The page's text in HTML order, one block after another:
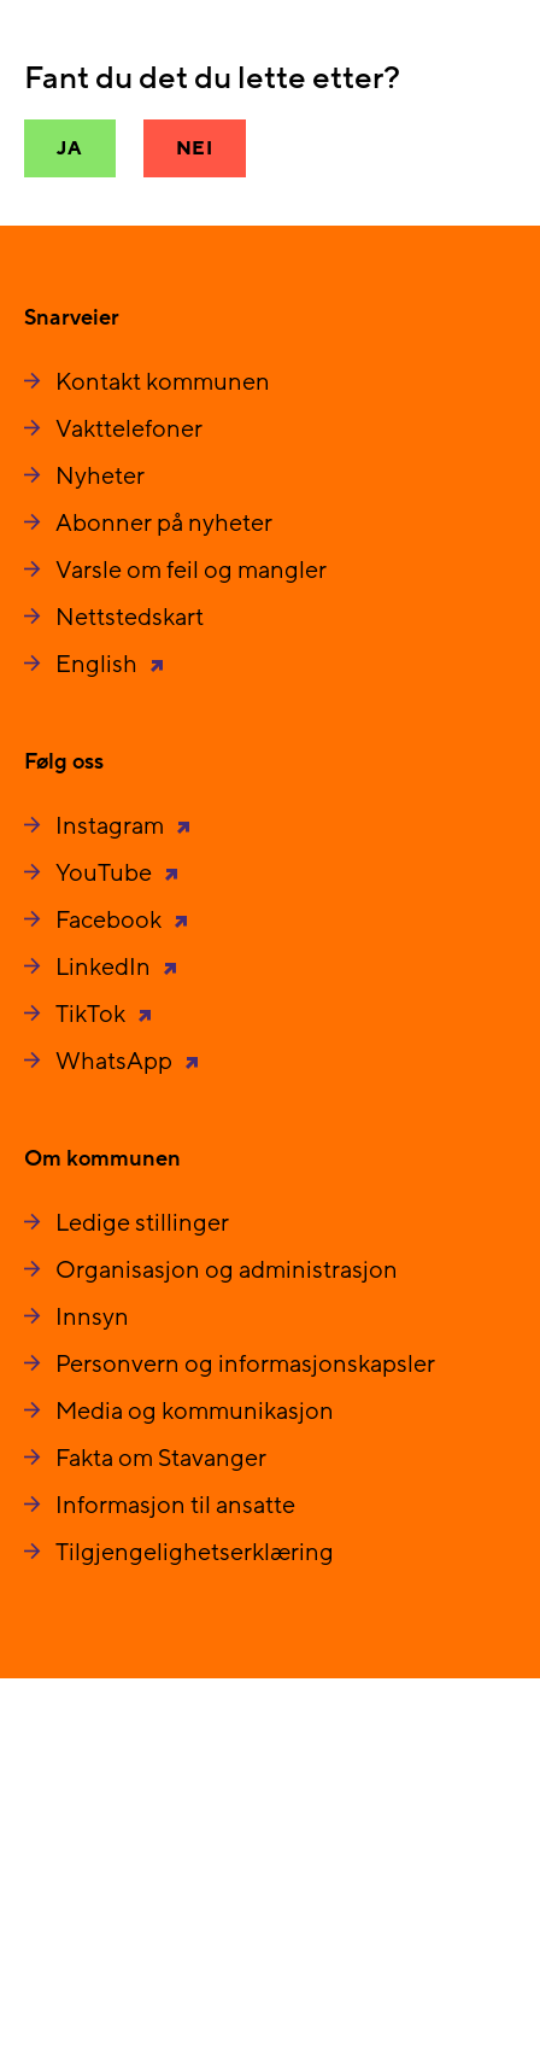
Fant du det du lette etter?
JA NEI
Snarveier
Kontakt kommunen
Vakttelefoner
Nyheter
Abonner på nyheter
Varsle om feil og mangler
Nettstedskart
English
Følg oss
Instagram
YouTube
Facebook
LinkedIn
TikTok
WhatsApp
Om kommunen
Ledige stillinger
Organisasjon og administrasjon
Innsyn
Personvern og informasjonskapsler
Media og kommunikasjon
Fakta om Stavanger
Informasjon til ansatte
Tilgjengelighetserklæring